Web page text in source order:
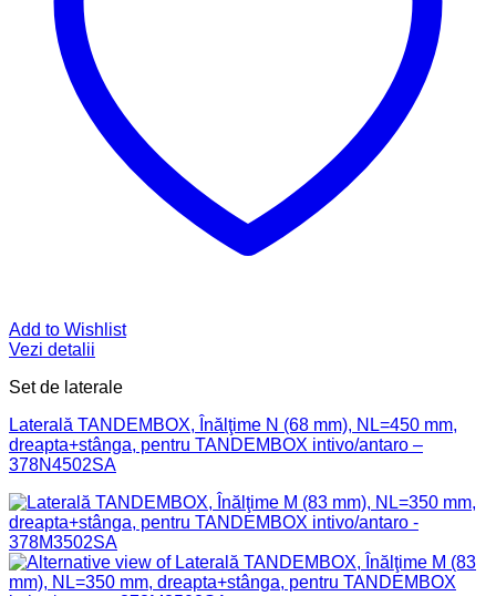
Add to Wishlist
Vezi detalii
Set de laterale
Laterală TANDEMBOX, Înălţime N (68 mm), NL=450 mm,
dreapta+stânga, pentru TANDEMBOX intivo/antaro –
378N4502SA